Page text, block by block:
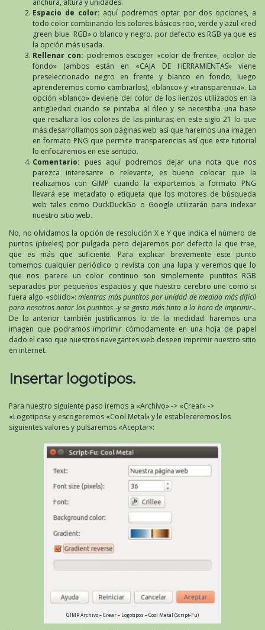
anchura, altura y unidades.
Espacio de color: aquí podremos optar por dos opciones, a
todo color combinando los colores básicos roo, verde y azul «red
green blue RGB» o blanco y negro. por defecto es RGB ya que es
la opción más usada.
Rellenar con: podremos escoger «color de frente», «color de
fondo» (ambos están en «CAJA DE HERRAMIENTAS» viene
preseleccionado negro en frente y blanco en fondo, luego
aprenderemos como cambiarlos), «blanco» y «transparencia». La
opción «blanco» deviene del color de los lienzos utilizados en la
antigüedad cuando se pintaba al óleo y se necestiba una base
que resaltara los colores de las pinturas; en este siglo 21 lo que
más desarrollamos son páginas web así que haremos una imagen
en formato PNG que permite transparencias así que este tutorial
lo enfocaremos en ese sentido.
Comentario: pues aquí podremos dejar una nota que nos
parezca interesante o relevante, es bueno colocar que la
realizamos con GIMP cuando la exportemos a formato PNG
llevará ese metadato o etiqueta que los motores de búsqueda
web tales como DuckDuckGo o Google utilizarán para indexar
nuestro sitio web.
No, no olvidamos la opción de resolución X e Y que indica el número de
puntos (píxeles) por pulgada pero dejaremos por defecto la que trae,
que es más que suficiente. Para explicar brevemente este punto
tomemos cualquier periódico o revista con una lupa y veremos que lo
que nos parece un color continuo son simplemente puntitos RGB
separados por pequeños espacios y que nuestro cerebro une como si
fuera algo «sólido»:mientras más puntitos por unidad de medida más difícil
para nosotros notar los puntitos -y se gasta más tinta a la hora de imprimir-.
De lo anterior también justificamos lo de la medidad: haremos una
imagen que podramos imprimir cómodamente en una hoja de papel
dado el caso que nuestros navegantes web deseen imprimir nuestro sitio
en internet.
Insertar logotipos.
Para nuestro siguiente paso iremos a «Archivo» -> «Crear» ->
«Logotipos» y escogeremos «Cool Metal» y le estableceremos los
siguientes valores y pulsaremos «Aceptar»:
GIMP Archivo – Crear – Logotipos – Cool Metal (Script-Fu)